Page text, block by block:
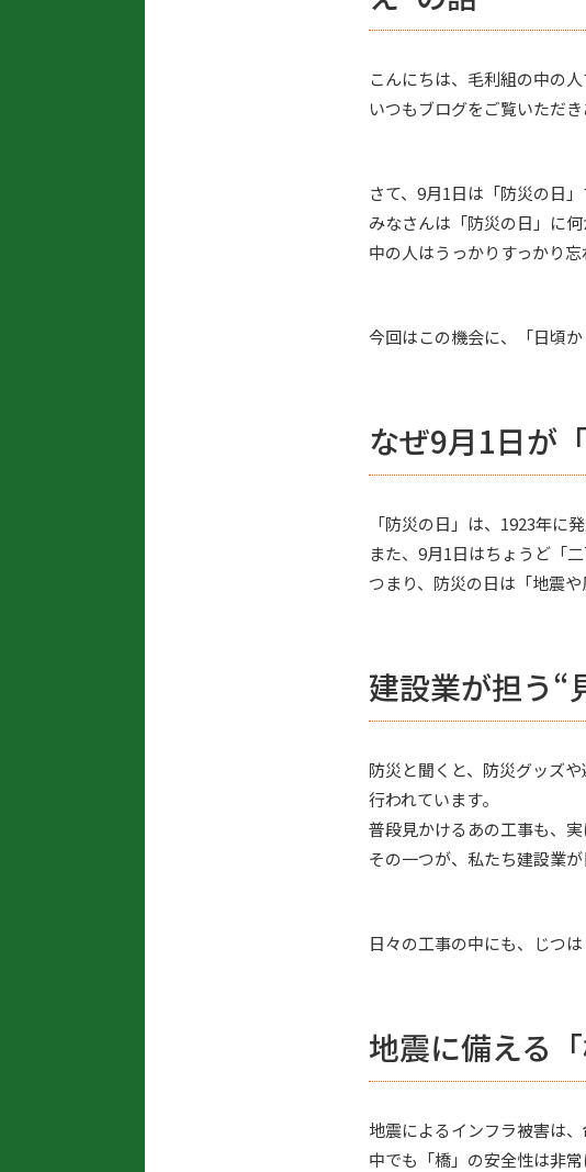
こんにちは、毛利組の中の人
いつもブログをご覧いただ
さて、9月1日は「防災の日
みなさんは「防災の日」に
中の人はうっかりすっかり
今回はこの機会に、「日頃
なぜ9月1日が
「防災の日」は、1923年に
また、9月1日はちょうど「
つまり、防災の日は「地震
建設業が担う“
防災と聞くと、防災グッズ
行われています。
普段見かけるあの工事も、
その一つが、私たち建設業が
日々の工事の中にも、じつ
地震に備える
地震によるインフラ被害は
中でも「橋」の安全性は非